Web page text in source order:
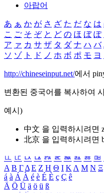
아랍어
あ ぁ か が さ ざ た だ な は
こ ご そ ぞ と ど の ほ ぼ ぽ
ア ァ カ サ ザ タ ダ ナ ハ バ
ソ ゾ ト ド ノ ホ ボ ポ モ ヨ
http://chineseinput.net/에서
변환된 중국어를 복사하여
예시)
中文 을 입력하시려면
北京 을 입력하시려면
ㅥ ㅦ ㅧ ㅨ ㅩ ㅪ ㅫ ㅬ ㅭ ㅮ
Α Β ΓΔ Ε Ζ Η Θ Ι ΚΛ Μ Ν Ξ
á à Á À é è É È ç Ç ê
Ä Ö Ü ä ö ü ß